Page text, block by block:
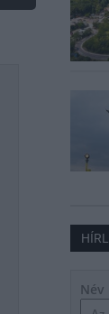
Név